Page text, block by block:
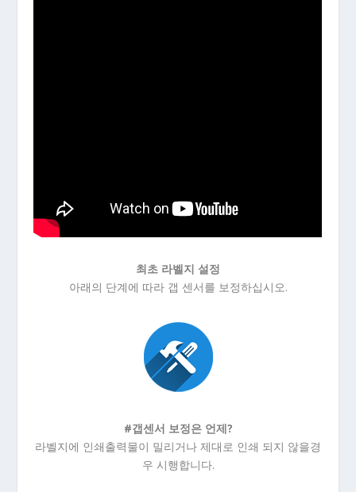
최초 라벨지 설정
아래의 단계에 따라 갭 센서를 보정하십시오.
#갭센서 보정은 언제?
라벨지에 인쇄출력물이 밀리거나 제대로 인쇄 되지 않을경
우 시행합니다.